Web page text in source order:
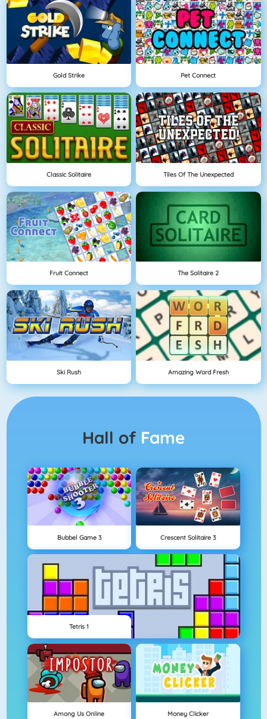
Gold Strike Pet Connect
Classic Solitaire Tiles Of The Unexpected
Fruit Connect The Solitaire 2
Ski Rush Amazing Word Fresh
Hall of Fame
Bubbel Game 3 Crescent Solitaire 3
Tetris 1
Among Us Online Money Clicker